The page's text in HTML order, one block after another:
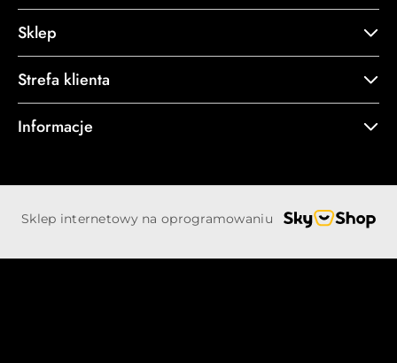
Sklep
Strefa klienta
Informacje
Sklep internetowy na oprogramowaniu